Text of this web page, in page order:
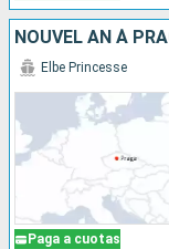
NOUVEL AN À
Paga a cuotas
Elbe Princesse